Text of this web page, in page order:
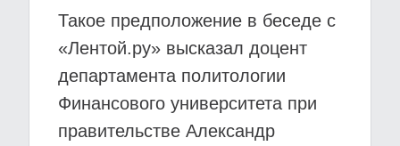
Такое предположение в беседе с
«Лентой.ру» высказал доцент
департамента политологии
Финансового университета при
правительстве Александр